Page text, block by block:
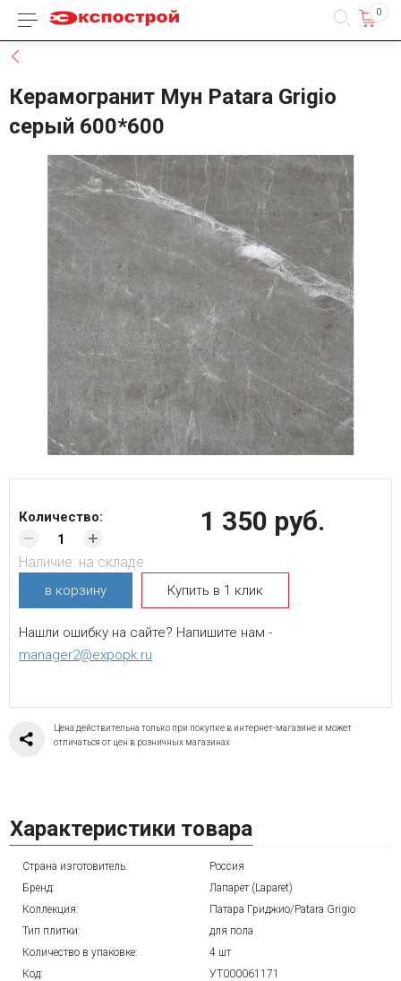
Каталог товаров 0
Керамогранит Мун Patara Grigio
серый 600*600
1 350 руб.
Количество:
Наличие: на складе
в корзину Купить в 1 клик
Нашли ошибку на сайте? Напишите нам -
manager2@expopk.ru
Цена действительна только при покупке в интернет-магазине и может
отличаться от цен в розничных магазинах
Характеристики товара
Страна изготовитель:
Россия
Бренд:
Лапарет (Laparet)
Коллекция:
Патара Гриджио/Patara Grigio
Тип плитки:
для пола
Количество в упаковке:
4 шт
Код:
УТ000061171